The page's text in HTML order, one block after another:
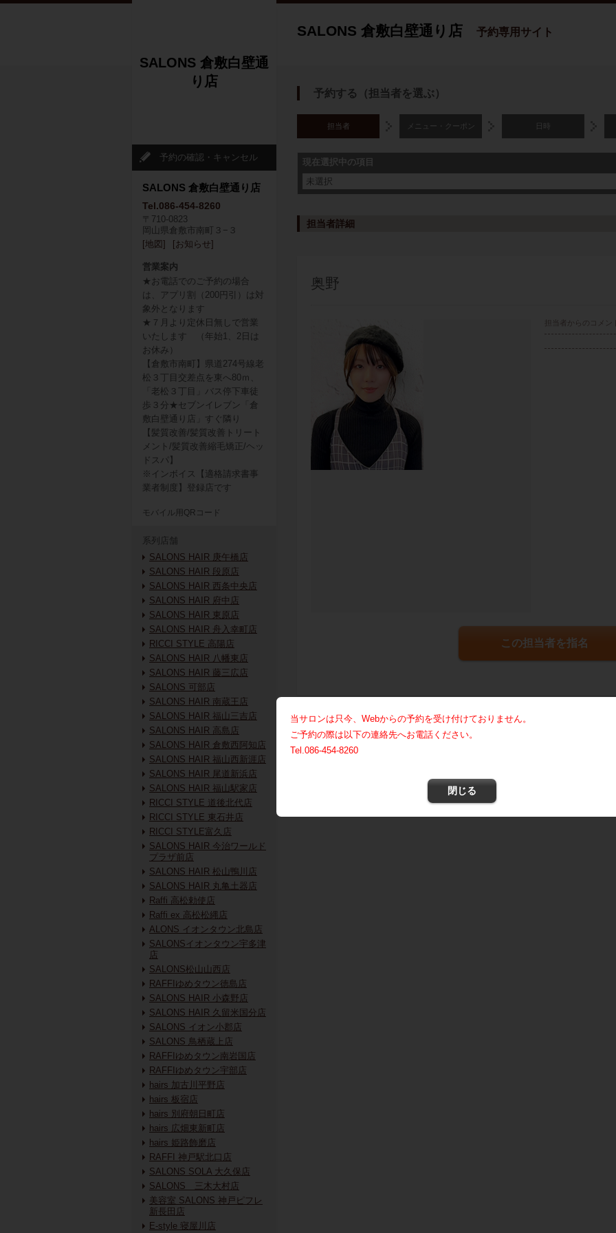
SALONS 倉敷白壁通り店 予約専用サイト
予約する（担当者を選ぶ）
担当者 メニュー・クーポン 日時
当サロンは只今、Webからの予約を受け付けておりません。
ご予約の際は以下の連絡先へお電話ください。
Tel.086-454-8260
閉じる
現在選択中の項目
未選択
担当者詳細
奥野
担当者からのコメン
この担当者を指名
SALONS 倉敷白壁通
り店
予約の確認・キャンセル
SALONS 倉敷白壁通り店
Tel.086-454-8260
〒710-0823
岡山県倉敷市南町３−３
[地図]
[お知らせ]
営業案内
★お電話でのご予約の場合
は、アプリ割（200円引）は対
象外となります
★７月より定休日無しで営業
いたします （年始1、2日は
お休み）
【倉敷市南町】県道274号線老
松３丁目交差点を東へ80ｍ、
「老松３丁目」バス停下車徒
歩３分★セブンイレブン「倉
敷白壁通り店」すぐ隣り
【髪質改善/髪質改善トリート
メント/髪質改善縮毛矯正/ヘッ
ドスパ】
※インボイス【適格請求書事
業者制度】登録店です
モバイル用QRコード
系列店舗
SALONS HAIR 庚午橋店
SALONS HAIR 段原店
SALONS HAIR 西条中央店
SALONS HAIR 府中店
SALONS HAIR 東原店
SALONS HAIR 舟入幸町店
RICCI STYLE 高陽店
SALONS HAIR 八幡東店
SALONS HAIR 藤三広店
SALONS 可部店
SALONS HAIR 南蔵王店
SALONS HAIR 福山三吉店
SALONS HAIR 高島店
SALONS HAIR 倉敷西阿知店
SALONS HAIR 福山西新涯店
SALONS HAIR 尾道新浜店
SALONS HAIR 福山駅家店
RICCI STYLE 道後北代店
RICCI STYLE 東石井店
RICCI STYLE富久店
SALONS HAIR 今治ワールド
プラザ前店
SALONS HAIR 松山鴨川店
SALONS HAIR 丸亀土器店
Raffi 高松勅使店
Raffi ex 高松松縄店
ALONS イオンタウン北島店
SALONSイオンタウン宇多津
店
SALONS松山山西店
RAFFIゆめタウン徳島店
SALONS HAIR 小森野店
SALONS HAIR 久留米国分店
SALONS イオン小郡店
SALONS 鳥栖蔵上店
RAFFIゆめタウン南岩国店
RAFFIゆめタウン宇部店
hairs 加古川平野店
hairs 板宿店
hairs 別府朝日町店
hairs 広畑東新町店
hairs 姫路飾磨店
RAFFI 神戸駅北口店
SALONS SOLA 大久保店
SALONS 三木大村店
美容室 SALONS 神戸ピフレ
新長田店
E-style 寝屋川店